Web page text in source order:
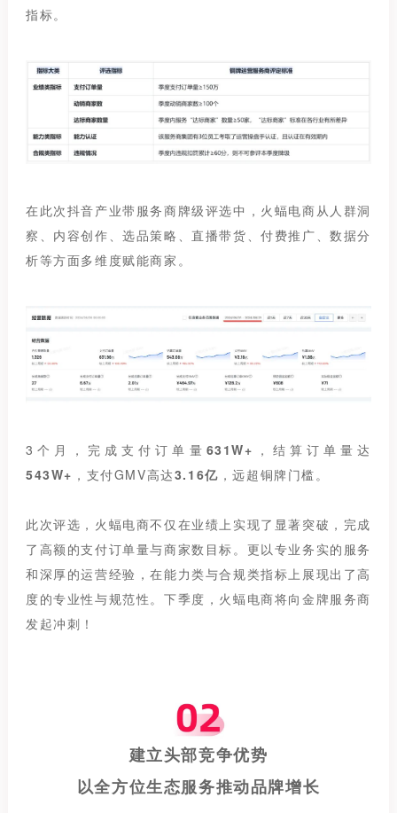
指标。
在此次抖音产业带服务商牌级评选中，火蝠电商从人群洞
察、内容创作、选品策略、直播带货、付费推广、数据分
析等方面多维度赋能商家。
3个月，完成支付订单量 631W+ ，结算订单量达
543W+ ，支付GMV高达3.16亿 ，远超铜牌门槛。
此次评选，火蝠电商不仅在业绩上实现了显著突破，完成
了高额的支付订单量与商家数目标。更以专业务实的服务
和深厚的运营经验，在能力类与合规类指标上展现出了高
度的专业性与规范性。 下季度，火蝠电商将向金牌服务商
发起冲刺！
建立头部竞争优势
以全方位生态服务推动品牌增长